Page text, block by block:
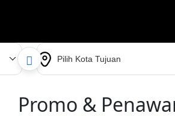
Pilih Kota Tujuan
Promo &